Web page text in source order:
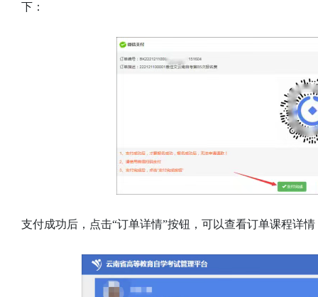
下：
支付成功后，点击“订单详情”按钮，可以查看订单课程详情